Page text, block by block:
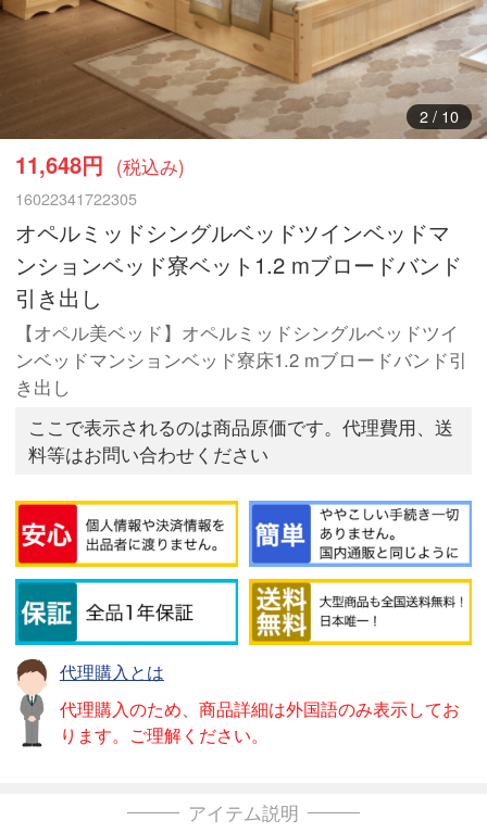
3/ 10
11,648円 (税込み)
16022341722305
オペルミッドシングルベッドツインベッドマ
ンションベッド寮ベット1.2 mブロードバンド
引き出し
【オペル美ベッド】オペルミッドシングルベッドツイ
ンベッドマンションベッド寮床1.2 mブロードバンド引
き出し
ここで表示されるのは商品原価です。代理費用、送
料等はお問い合わせください
代理購入とは
代理購入のため、商品詳細は外国語のみ表示してお
ります。ご理解ください。
アイテム説明